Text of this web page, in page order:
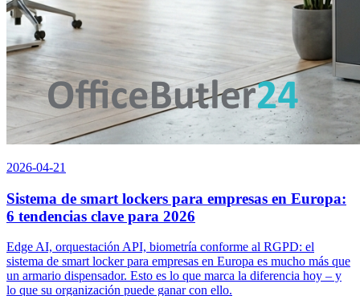
2026-04-21
Sistema de smart lockers para empresas en Europa:
6 tendencias clave para 2026
Edge AI, orquestación API, biometría conforme al RGPD: el
sistema de smart locker para empresas en Europa es mucho más que
un armario dispensador. Esto es lo que marca la diferencia hoy – y
lo que su organización puede ganar con ello.